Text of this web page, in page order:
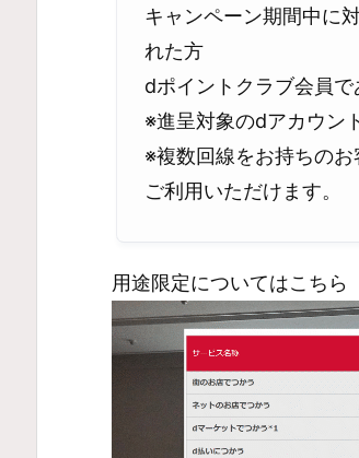
キャンペーン期間中に
れた方
dポイントクラブ会員で
※進呈対象のdアカウン
※複数回線をお持ちの
ご利用いただけます。
用途限定についてはこちら